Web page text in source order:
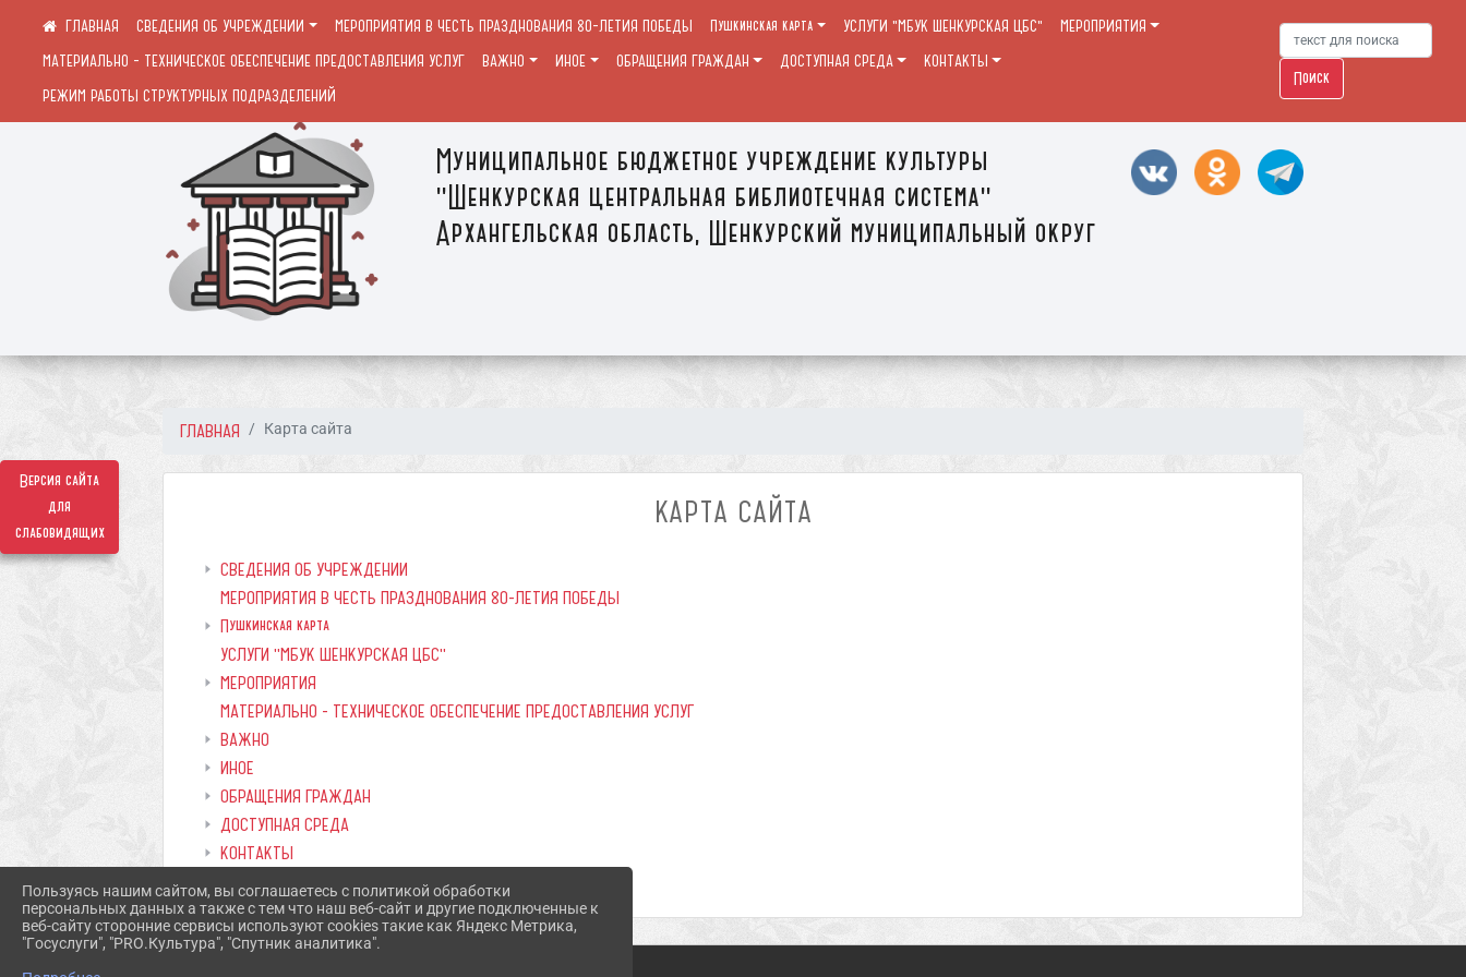
Версия сайта
для
слабовидящих
Муниципальное бюджетное учреждение культуры
"Шенкурская центральная библиотечная система"
Архангельская область, Шенкурский муниципальный округ
СВЕДЕНИЯ ОБ УЧРЕЖДЕНИИ МЕРОПРИЯТИЯ В ЧЕСТЬ ПРАЗДНОВАНИЯ 80-ЛЕТИЯ ПОБЕДЫ Пушкинская карта УСЛУГИ "МБУК ШЕНКУРСКАЯ ЦБС"
МЕРОПРИЯТИЯ
МАТЕРИАЛЬНО - ТЕХНИЧЕСКОЕ ОБЕСПЕЧЕНИЕ ПРЕДОСТАВЛЕНИЯ УСЛУГ
ВАЖНО ИНОЕ ОБРАЩЕНИЯ ГРАЖДАН ДОСТУПНАЯ СРЕДА
КОНТАКТЫ
РЕЖИМ РАБОТЫ СТРУКТУРНЫХ ПОДРАЗДЕЛЕНИЙ
Поиск
ГЛАВНАЯ Карта сайта
КАРТА САЙТА
СВЕДЕНИЯ ОБ УЧРЕЖДЕНИИ
МЕРОПРИЯТИЯ В ЧЕСТЬ ПРАЗДНОВАНИЯ 80-ЛЕТИЯ ПОБЕДЫ
Пушкинская карта
УСЛУГИ "МБУК ШЕНКУРСКАЯ ЦБС"
МЕРОПРИЯТИЯ
МАТЕРИАЛЬНО - ТЕХНИЧЕСКОЕ ОБЕСПЕЧЕНИЕ ПРЕДОСТАВЛЕНИЯ УСЛУГ
ВАЖНО
ИНОЕ
ОБРАЩЕНИЯ ГРАЖДАН
ДОСТУПНАЯ СРЕДА
КОНТАКТЫ
РЕЖИМ РАБОТЫ СТРУКТУРНЫХ ПОДРАЗДЕЛЕНИЙ
Пользуясь нашим сайтом, вы соглашаетесь с политикой обработки
персональных данных а также с тем что наш веб-сайт и другие подключенные к
веб-сайту сторонние сервисы используют cookies такие как Яндекс Метрика,
"Госуслуги", "PRO.Культура", "Спутник аналитика".